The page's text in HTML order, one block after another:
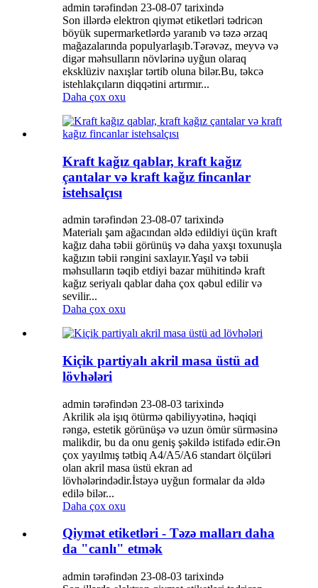
admin tərəfindən 23-08-07 tarixində
Son illərdə elektron qiymət etiketləri tədricən
böyük supermarketlərdə yaranıb və təzə ərzaq
mağazalarında populyarlaşıb.Tərəvəz, meyvə və
digər məhsulların növlərinə uyğun olaraq
eksklüziv naxışlar tərtib oluna bilər.Bu, təkcə
istehlakçıların diqqətini artırmır...
Daha çox oxu
Kraft kağız qablar, kraft kağız
çantalar və kraft kağız fincanlar
istehsalçısı
admin tərəfindən 23-08-07 tarixində
Materialı şam ağacından əldə edildiyi üçün kraft
kağız daha təbii görünüş və daha yaxşı toxunuşla
kağızın təbii rəngini saxlayır.Yaşıl və təbii
məhsulların təqib etdiyi bazar mühitində kraft
kağız seriyalı qablar daha çox qəbul edilir və
sevilir...
Daha çox oxu
Kiçik partiyalı akril masa üstü ad
lövhələri
admin tərəfindən 23-08-03 tarixində
Akrilik əla işıq ötürmə qabiliyyətinə, həqiqi
rəngə, estetik görünüşə və uzun ömür sürməsinə
malikdir, bu da onu geniş şəkildə istifadə edir.Ən
çox yayılmış tətbiq A4/A5/A6 standart ölçüləri
olan akril masa üstü ekran ad
lövhələrindədir.İstəyə uyğun formalar da əldə
edilə bilər...
Daha çox oxu
Qiymət etiketləri - Təzə malları daha
da "canlı" etmək
admin tərəfindən 23-08-03 tarixində